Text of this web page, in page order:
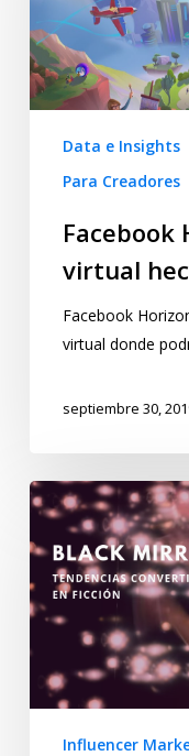
Data e Insights
Para Creadores
Facebook
virtual
Facebook
virtual donde
septiembre 30,
Influencer